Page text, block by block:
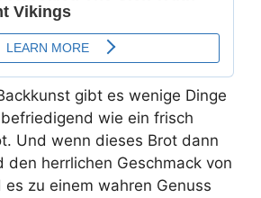
gibt es wenige Dinge
wie ein frisch
Und wenn dieses Brot dann
den herrlichen Geschmack von
zu einem wahren Genuss